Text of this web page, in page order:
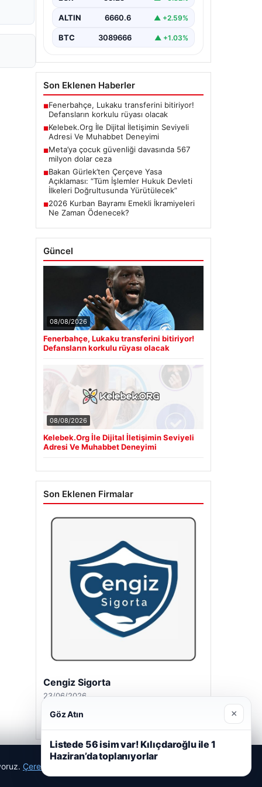
ALTIN 6660.6 ▲ +2.59%
BTC 3089666 ▲ +1.03%
Son Eklenen Haberler
■Fenerbahçe, Lukaku transferini bitiriyor!
Defansların korkulu rüyası olacak
■Kelebek.Org İle Dijital İletişimin Seviyeli
Adresi Ve Muhabbet Deneyimi
■Meta’ya çocuk güvenliği davasında 567
milyon dolar ceza
■Bakan Gürlek’ten Çerçeve Yasa
Açıklaması: “Tüm İşlemler Hukuk Devleti
İlkeleri Doğrultusunda Yürütülecek”
■2026 Kurban Bayramı Emekli İkramiyeleri
Ne Zaman Ödenecek?
Güncel
08/08/2026
Fenerbahçe, Lukaku transferini bitiriyor!
Defansların korkulu rüyası olacak
08/08/2026
Kelebek.Org İle Dijital İletişimin Seviyeli
Adresi Ve Muhabbet Deneyimi
Son Eklenen Firmalar
Cengiz Sigorta
23/06/2026
Çerez Politikamız
Göz Atın ×
Listede 56 isim var! Kılıçdaroğlu ile 1
Haziran’da toplanıyorlar